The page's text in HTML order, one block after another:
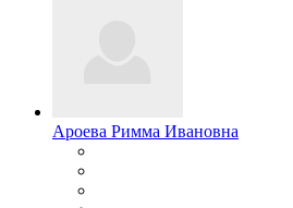
Ароева Римма Ивановна